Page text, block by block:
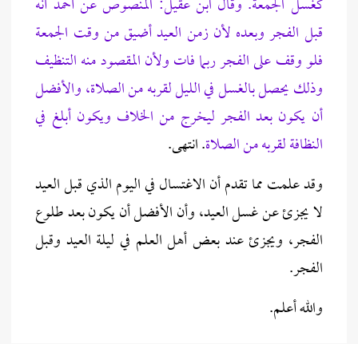
قبل الفجر وبعده لأن زمن العيد أضيق من وقت الجمعة
فلو وقف على الفجر ربما فات ولأن المقصود منه التنظيف
وذلك يحصل بالغسل في الليل لقربه من الصلاة، والأفضل
أن يكون بعد الفجر ليخرج من الخلاف ويكون أبلغ في
النظافة لقربه من الصلاة. انتهى.
وقد علمت مما تقدم أن الاغتسال في اليوم الذي قبل العيد
لا يجزئ عن غسل العيد، وأن الأفضل أن يكون بعد طلوع
الفجر، ويجزئ عند بعض أهل العلم في ليلة العيد وقبل
الفجر.
والله أعلم.